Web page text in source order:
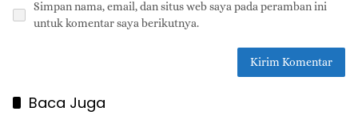
Simpan nama, email, dan situs web saya pada peramban ini
untuk komentar saya berikutnya.
Baca Juga